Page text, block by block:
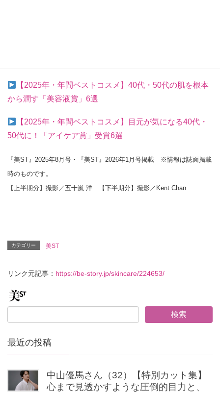
【2025年・年間ベストコスメ】40代・50代の肌を根本
から潤す「美容液賞」6選
【2025年・年間ベストコスメ】目元が気になる40代・
50代に！「アイケア賞」受賞6選
『美ST』2025年8月号・『美ST』2026年1月号掲載 ※情報は誌面掲載
時のものです。
【上半期分】撮影／五十嵐 洋 【下半期分】 撮影／Kent Chan
カテゴリー 美ST
リンク元記事： https://be-story.jp/skincare/224653/
最近の投稿
中山優馬さん（32）【特別カット集】
心まで見透かすような圧倒的目力と、